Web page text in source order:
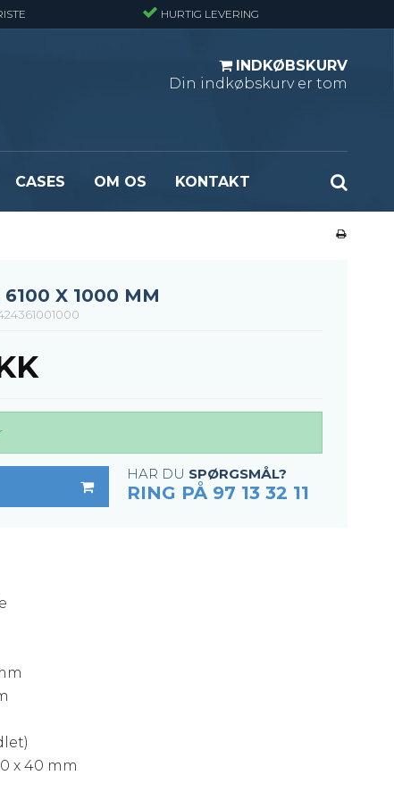
HURTIG LEVERING
INDKØBSKURV
Din indkøbskurv er tom
CASES OM OS KONTAKT
6100 X 1000 MM
HAR DU SPØRGSMÅL?
RING PÅ 97 13 32 11
x 40 mm